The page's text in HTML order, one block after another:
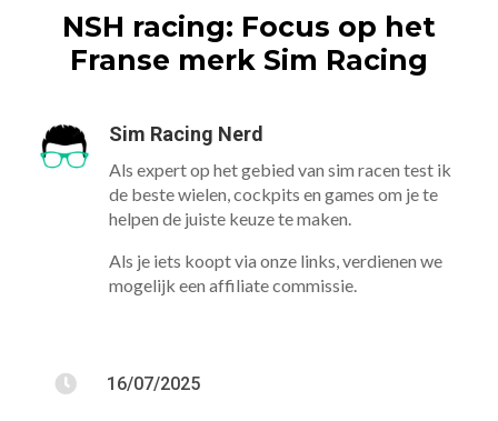
NSH racing: Focus op het
Franse merk Sim Racing
Sim Racing Nerd
Als expert op het gebied van sim racen test ik
de beste wielen, cockpits en games om je te
helpen de juiste keuze te maken.
Als je iets koopt via onze links, verdienen we
mogelijk een affiliate commissie.
 16/07/2025